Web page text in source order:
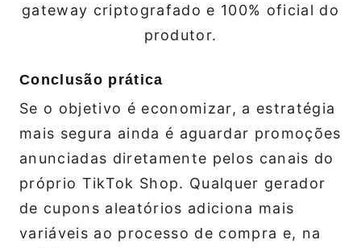
gateway criptografado e 100% oficial do
produtor.
Conclusão prática
Se o objetivo é economizar, a estratégia
mais segura ainda é aguardar promoções
anunciadas diretamente pelos canais do
próprio TikTok Shop. Qualquer gerador
de cupons aleatórios adiciona mais
variáveis ao processo de compra e, na